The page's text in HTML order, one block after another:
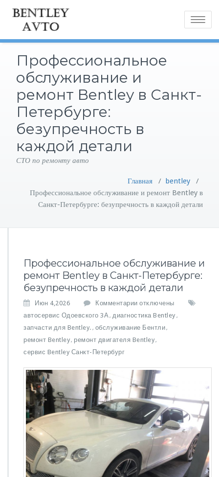
Toggle
Профессиональное
обслуживание и
ремонт Bentley в Санкт-
Петербурге:
безупречность в
каждой детали
СТО по ремонту авто
Главная / bentley /
Профессиональное обслуживание и ремонт Bentley в
Санкт-Петербурге: безупречность в каждой детали
Профессиональное обслуживание и
ремонт Bentley в Санкт-Петербурге:
безупречность в каждой детали
Июн 4,2026 Комментарии к
з
п
и
П
р
о
ф
с
и
о
н
а
отключены
автосервис Одоевского 3А, диагностика Bentley ,
запчасти для Bentley. , обслуживание Бентли,
ремонт Bentley, ремонт двигателя Bentley,
сервис Bentley Санкт-Петербург